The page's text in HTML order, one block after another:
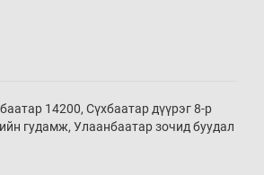
13 цаг 30 мин
14200, Сүхбаатар дүүрэг 8-р
гудамж, Улаанбаатар зочид буудал